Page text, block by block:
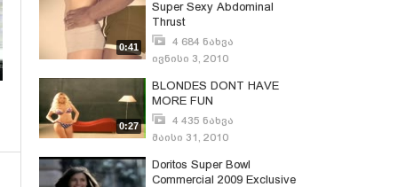
0:41
Super Sexy Abdominal
Thrust
4 684 ნახვა
ივნისი 3, 2010
0:27
BLONDES DONT HAVE
MORE FUN
4 435 ნახვა
მაისი 31, 2010
Doritos Super Bowl
Commercial 2009 Exclusive